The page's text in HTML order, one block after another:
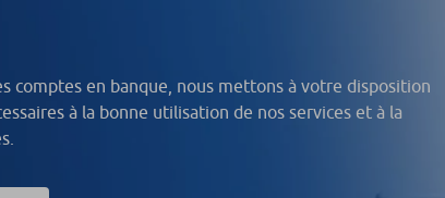
comptes en banque, nous mettons à votre disposition
à la bonne utilisation de nos services et à la